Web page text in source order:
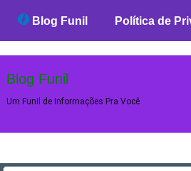
Blog Funil Política de
Blog Funil
Um Funil de Informações Pra Você